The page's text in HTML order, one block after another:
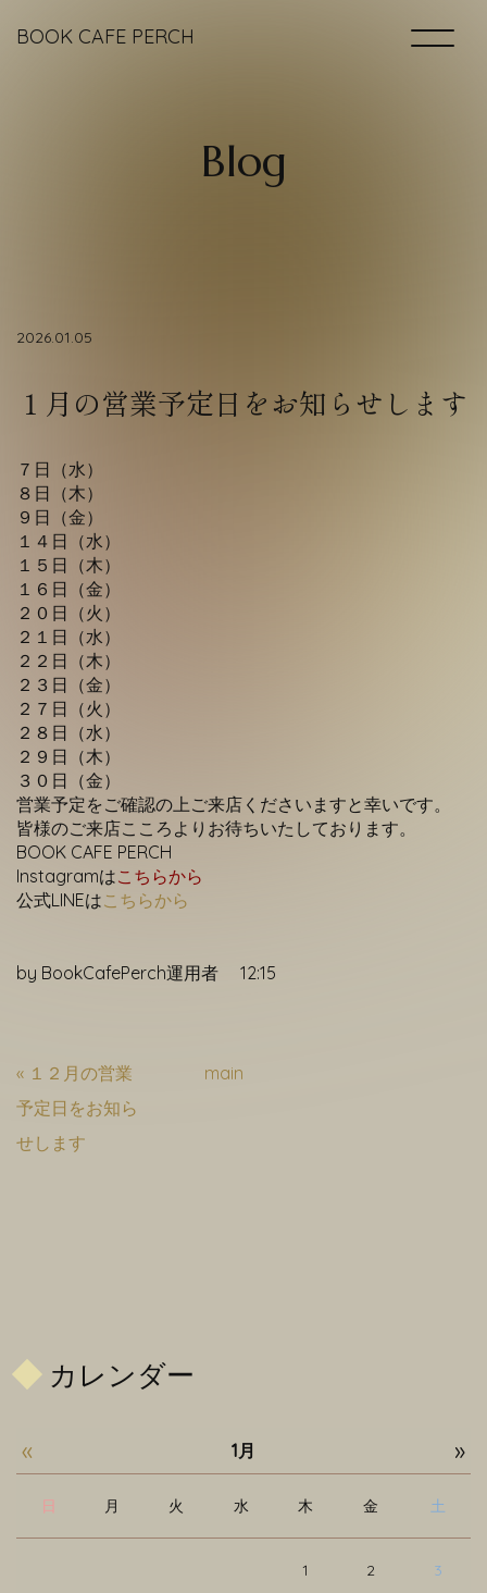
BOOK CAFE PERCH
Contact
Blog
2026.01.05
１月の営業予定日をお知らせします
７日（水）
８日（木）
９日（金）
１４日（水）
１５日（木）
１６日（金）
２０日（火）
２１日（水）
２２日（木）
２３日（金）
２７日（火）
２８日（水）
２９日（木）
３０日（金）
営業予定をご確認の上ご来店くださいますと幸いです。
皆様のご来店こころよりお待ちいたしております。
BOOK CAFE PERCH
Instagramはこちらから
公式LINEはこちらから
by BookCafePerch運用者 12:15
« １２月の営業
予定日をお知ら
せします
main
カレンダー
« 1月 »
日 月 火 水 木 金 土
1 2 3